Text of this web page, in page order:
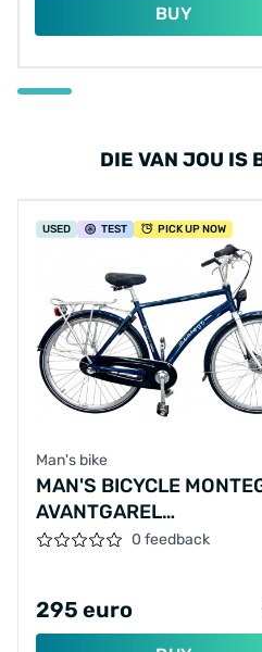
BUY
DIE VAN JOU IS
USED TEST PICK UP NOW
Man's bike
MAN'S BICYCLE
AVANTGAREL
28"/54CM/BLUE
0 feedback
295 euro